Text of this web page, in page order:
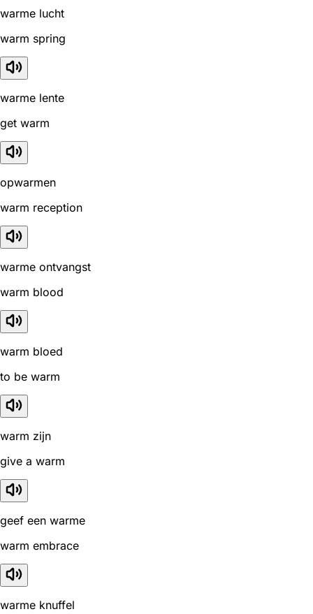
warme lucht
warm spring
warme lente
get warm
opwarmen
warm reception
warme ontvangst
warm blood
warm bloed
to be warm
warm zijn
give a warm
geef een warme
warm embrace
warme knuffel